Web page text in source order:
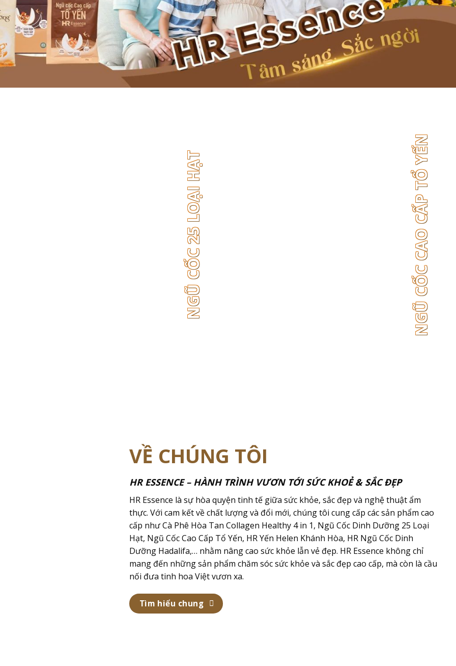
NGŨ CỐC 25 LOẠI HẠT NGŨ CỐC CAO CẤP TỔ YẾN
VỀ CHÚNG TÔI
HR ESSENCE – HÀNH TRÌNH VƯƠN TỚI SỨC KHOẺ & SẮC ĐẸP
HR Essence là sự hòa quyện tinh tế giữa sức khỏe, sắc đẹp và nghệ thuật ẩm
thực. Với cam kết về chất lượng và đổi mới, chúng tôi cung cấp các sản phẩm cao
cấp như Cà Phê Hòa Tan Collagen Healthy 4 in 1, Ngũ Cốc Dinh Dưỡng 25 Loại
Hạt, Ngũ Cốc Cao Cấp Tổ Yến, HR Yến Helen Khánh Hòa, HR Ngũ Cốc Dinh
Dưỡng Hadalifa,… nhằm nâng cao sức khỏe lẫn vẻ đẹp. HR Essence không chỉ
mang đến những sản phẩm chăm sóc sức khỏe và sắc đẹp cao cấp, mà còn là cầu
nối đưa tinh hoa Việt vươn xa.
Tìm hiểu chung